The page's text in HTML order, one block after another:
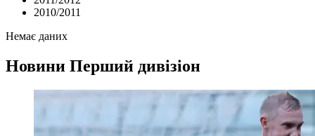
2010/2011
Немає даних
Новини Перший дивізіон